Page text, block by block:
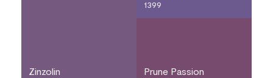
Zinzolin
1399
Prune Passion